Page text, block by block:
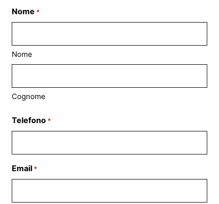
Nome *
Nome
Cognome
Telefono *
Email *